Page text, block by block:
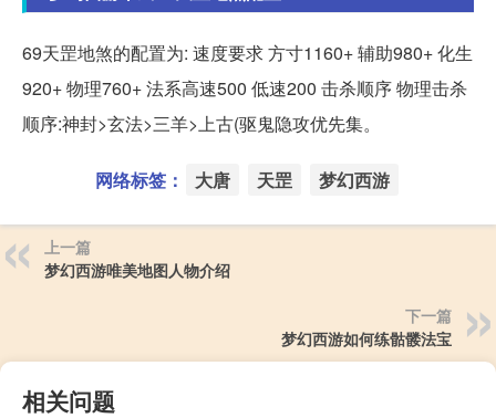
69天罡地煞的配置为: 速度要求 方寸1160+ 辅助980+ 化生
920+ 物理760+ 法系高速500 低速200 击杀顺序 物理击杀
顺序:神封>玄法>三羊>上古(驱鬼隐攻优先集。
网络标签： 大唐 天罡 梦幻西游
上一篇
梦幻西游唯美地图人物介绍
下一篇
梦幻西游如何练骷髅法宝
相关问题